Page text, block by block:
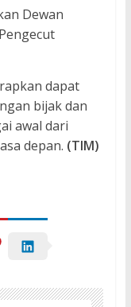
Dewan
dapat
bijak dan
awal dari
depan. (TIM)